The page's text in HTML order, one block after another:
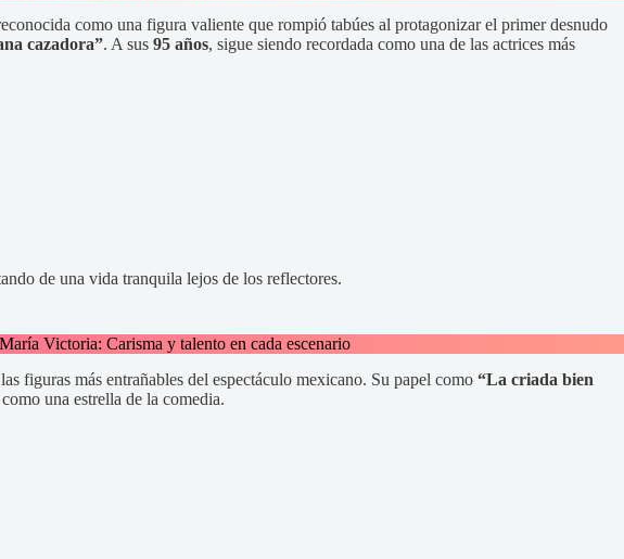
como una figura valiente que rompió tabúes al protagonizar el primer desnudo
cazadora”. A sus 95 años, sigue siendo recordada como una de las actrices más
de una vida tranquila lejos de los reflectores.
María Victoria: Carisma y talento en cada escenario
figuras más entrañables del espectáculo mexicano. Su papel como “La criada bien
una estrella de la comedia.